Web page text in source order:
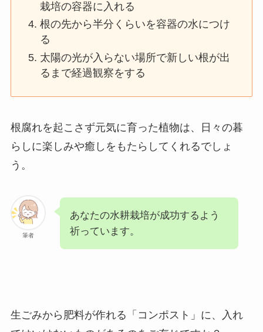
栽培の容器に入れる
根の先から半分くらいを容器の水につけ
る
太陽の光が入らない場所で新しい根が出
るまで経過観察をする
根腐れを起こさず元気に育った植物は、日々の暮
らしに楽しみや癒しをもたらしてくれるでしょ
う。
筆者
あなたの水耕栽培が成功するよう
祈っています。
生ごみから肥料が作れる「コンポスト」に、入れ